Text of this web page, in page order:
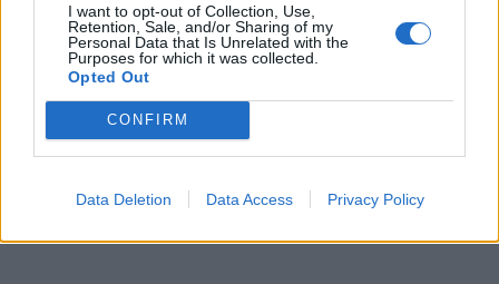
I want to opt-out of Collection, Use,
Retention, Sale, and/or Sharing of my
Personal Data that Is Unrelated with the
Purposes for which it was collected.
Opted Out
CONFIRM
Data Deletion Data Access Privacy Policy